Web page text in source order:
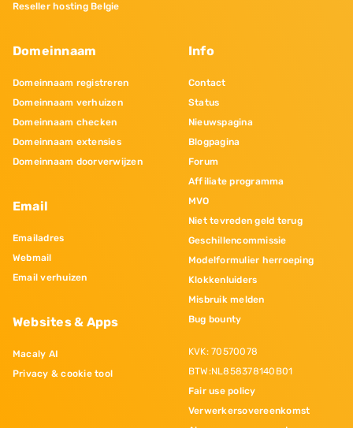
Reseller hosting Belgie
Domeinnaam
Domeinnaam registreren
Domeinnaam verhuizen
Domeinnaam checken
Domeinnaam extensies
Domeinnaam doorverwijzen
Email
Emailadres
Webmail
Email verhuizen
Websites & Apps
Macaly AI
Privacy & cookie tool
Info
Contact
Status
Nieuwspagina
Blogpagina
Forum
Affiliate programma
MVO
Niet tevreden geld terug
Geschillencommissie
Modelformulier herroeping
Klokkenluiders
Misbruik melden
Bug bounty
KVK: 70570078
BTW:NL858378140B01
Fair use policy
Verwerkersovereenkomst